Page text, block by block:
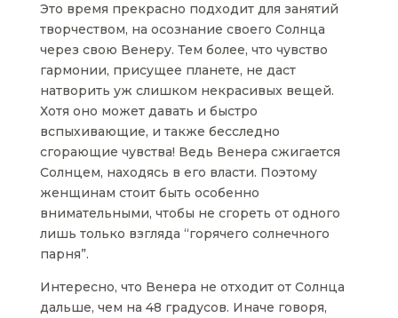
Это время прекрасно подходит для занятий
творчеством, на осознание своего Солнца
через свою Венеру. Тем более, что чувство
гармонии, присущее планете, не даст
натворить уж слишком некрасивых вещей.
Хотя оно может давать и быстро
вспыхивающие, и также бесследно
сгорающие чувства! Ведь Венера сжигается
Солнцем, находясь в его власти. Поэтому
женщинам стоит быть особенно
внимательными, чтобы не сгореть от одного
лишь только взгляда “горячего солнечного
парня”.
Интересно, что Венера не отходит от Солнца
дальше, чем на 48 градусов. Иначе говоря,